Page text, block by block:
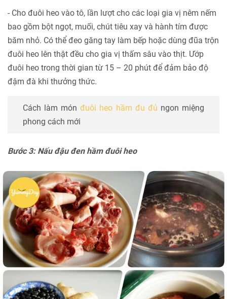
- Cho đuôi heo vào tô, lần lượt cho các loại gia vị nêm nếm
bao gồm bột ngọt, muối, chút tiêu xay và hành tím được
băm nhỏ. Có thể đeo găng tay làm bếp hoặc dùng đũa trộn
đuôi heo lên thật đều cho gia vị thấm sâu vào thịt. Ướp
đuôi heo trong thời gian từ 15 – 20 phút để đảm bảo độ
đậm đà khi thưởng thức.
Cách làm mónđuôi heo hầm đu đủ ngon miệng
phong cách mới
Bước 3: Nấu đậu đen hầm đuôi heo